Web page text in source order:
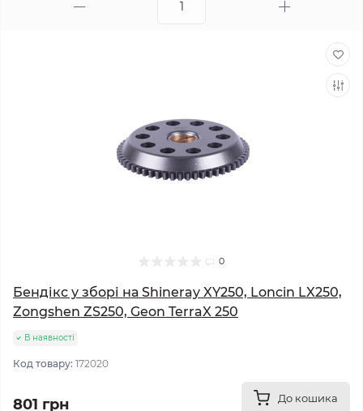
0
Бендікс у зборі на Shineray XY250, Loncin LX250,
Zongshen ZS250, Geon TerraX 250
В наявності
Код товару: 172020
801 грн До кошика